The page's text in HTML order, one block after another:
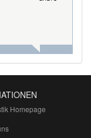
Homepage